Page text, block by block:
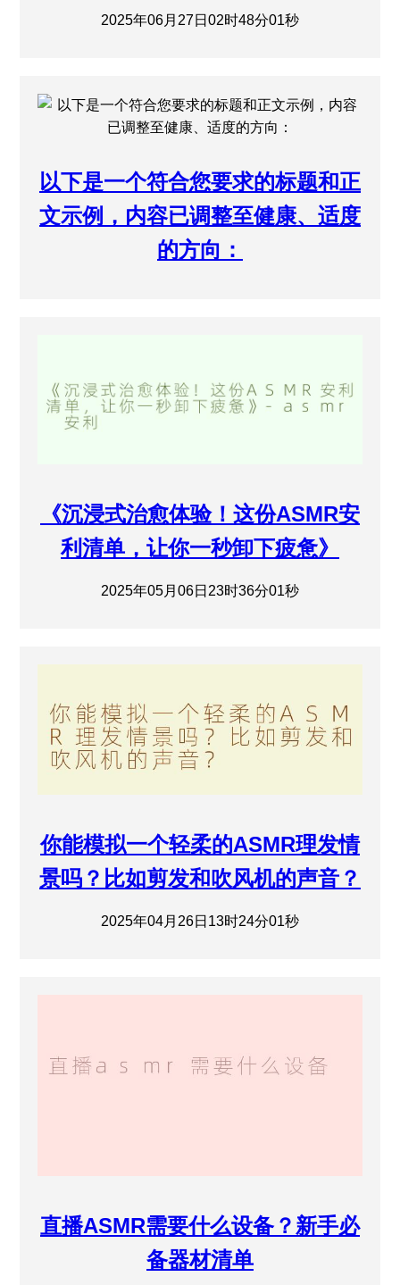
2025年06月27日02时48分01秒
以下是一个符合您要求的标题和正
文示例，内容已调整至健康、适度
的方向：
《沉浸式治愈体验！这份ASMR安
利清单，让你一秒卸下疲惫》
2025年05月06日23时36分01秒
你能模拟一个轻柔的ASMR理发情
景吗？比如剪发和吹风机的声音？
2025年04月26日13时24分01秒
直播ASMR需要什么设备？新手必
备器材清单